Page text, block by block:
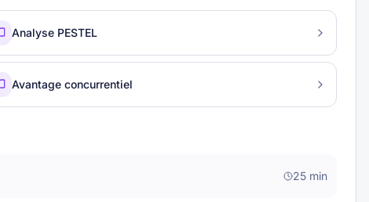
Analyse PESTEL
Avantage concurrentiel
25 min